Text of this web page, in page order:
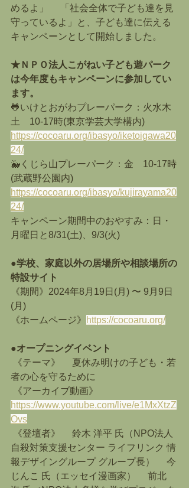
めるよ」 　「社会全体で子ども達を見
守っているよ」と、子ども達に伝える
キャンペーンとして開始しました。
★ＮＰＯ法人こがねい子ども遊パーク
は今年度もキャンペーンに参加してい
ます。
🐸いけとおがわプレーパーク：火水木
土
10-17時(東京学芸大学構内)
https://cocoaru.org/ibasyo/iketoigawa20
24/
🐳くじら山プレーパーク：金 10-17時
(武蔵野公園内)
https://cocoaru.org/ibasyo/kujirayama20
24/
キャンペーン期間中のおやすみ：日・
月曜日と8/31(土)、9/3(火)
●学校、家庭以外の居場所や相談場所の
特設サイト
《期間》2024年8月19日(月) 〜 9月9日
(月)
《ホームページ》
https://cocoaru.org/
●オープニングイベント
者の心を守るために
《アーカイブ動画》
https://www.youtube.com/live/e1MxXtzZ
Ovs
自殺対策支援センター ライフリンク 情
報デザイングループ グループ長） 　今
じんこ 氏（エッセイ漫画家） 　前北